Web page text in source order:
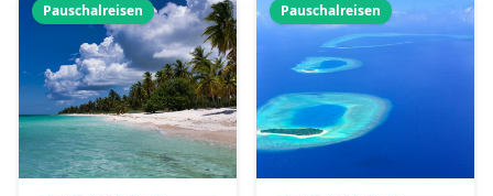
Pauschalreisen Pauschalreisen